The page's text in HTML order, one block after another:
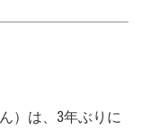
）は、3年ぶりに